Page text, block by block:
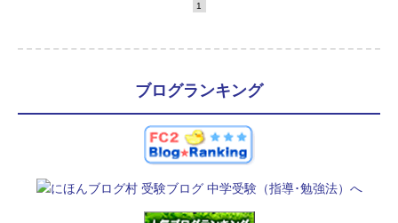
1
ブログランキング